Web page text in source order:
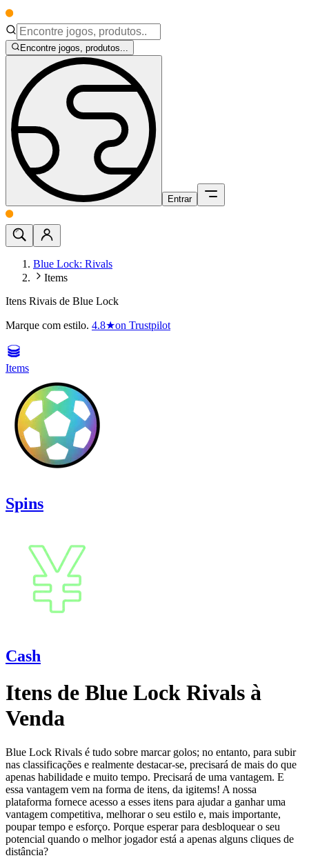
Encontre jogos, produtos...
Entrar
Blue Lock: Rivals
Items
Itens Rivais de Blue Lock
Marque com estilo. 4.8★on Trustpilot
Items
Spins
Cash
Itens de Blue Lock Rivals à
Venda
Blue Lock Rivals é tudo sobre marcar golos; no entanto, para subir
nas classificações e realmente destacar-se, precisará de mais do que
apenas habilidade e muito tempo. Precisará de uma vantagem. E
essa vantagem vem na forma de itens, da igitems! A nossa
plataforma fornece acesso a esses itens para ajudar a ganhar uma
vantagem competitiva, melhorar o seu estilo e, mais importante,
poupar tempo e esforço. Porque esperar para desbloquear o seu
potencial quando o melhor jogador está a apenas alguns cliques de
distância?